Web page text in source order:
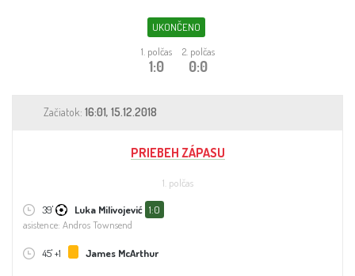
UKONČENO
1. polčas
1:0
2. polčas
0:0
Začiatok: 16:01, 15.12.2018
PRIEBEH ZÁPASU
1. polčas
39' Luka Milivojević 1:0
asistence: Andros Townsend
45' +1 James McArthur